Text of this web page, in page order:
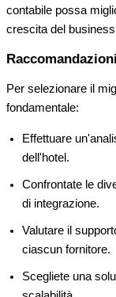
contabile possa
crescita del
Per selezionare il
fondamentale:
Effettuare
dell'hotel.
Confrontate le
di integrazione.
Valutare il
ciascun fornitore.
Scegliete una